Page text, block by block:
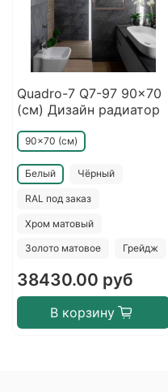
Quadro-7 Q7-97 90x70
(см) Дизайн радиатор
90x70 (см)
Белый Чёрный
RAL под заказ
Хром матовый
Золото матовое Грейдж
38430.00 руб
В корзину